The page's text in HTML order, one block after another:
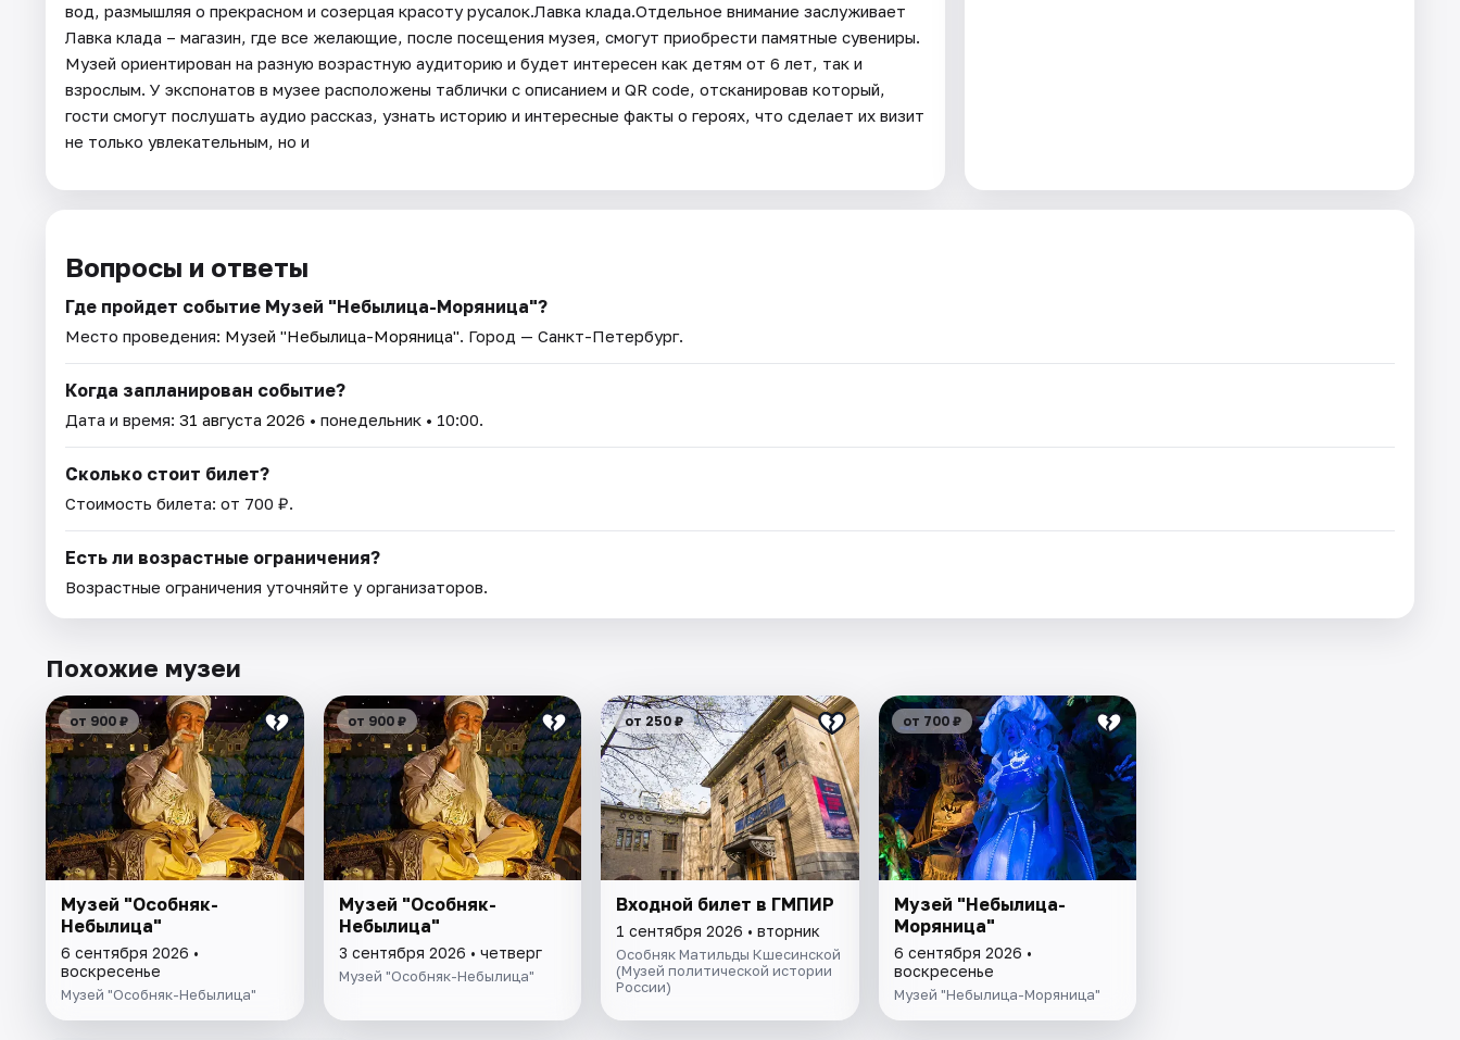
вод, размышляя о прекрасном и созерцая красоту русалок.Лавка клада.Отдельное внимание заслуживает
Лавка клада – магазин, где все желающие, после посещения музея, смогут приобрести памятные сувениры.
Музей ориентирован на разную возрастную аудиторию и будет интересен как детям от 6 лет, так и
взрослым. У экспонатов в музее расположены таблички с описанием и QR code, отсканировав который,
гости смогут послушать аудио рассказ, узнать историю и интересные факты о героях, что сделает их визит
не только увлекательным, но и
Вопросы и ответы
Где пройдет событие Музей "Небылица-Моряница"?
Место проведения: Музей "Небылица-Моряница". Город — Санкт-Петербург.
Когда запланирован событие?
Дата и время: 31 августа 2026 • понедельник • 10:00.
Сколько стоит билет?
Стоимость билета: от 700 ₽.
Есть ли возрастные ограничения?
Возрастные ограничения уточняйте у организаторов.
Похожие музеи
от 900 ₽
Музей "Особняк-
Небылица"
6 сентября 2026 •
воскресенье
Музей "Особняк-Небылица"
от 900 ₽
Музей "Особняк-
Небылица"
3 сентября 2026 • четверг
Музей "Особняк-Небылица"
от 250 ₽
Входной билет в ГМПИР
1 сентября 2026 • вторник
Особняк Матильды Кшесинской
(Музей политической истории
России)
от 700 ₽
Музей "Небылица-
Моряница"
6 сентября 2026 •
воскресенье
Музей "Небылица-Моряница"